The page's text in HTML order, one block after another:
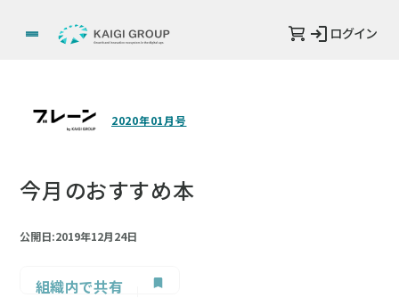
ログイン
2020年01月号
今月のおすすめ本
公開日:2019年12月24日
組織内で共有